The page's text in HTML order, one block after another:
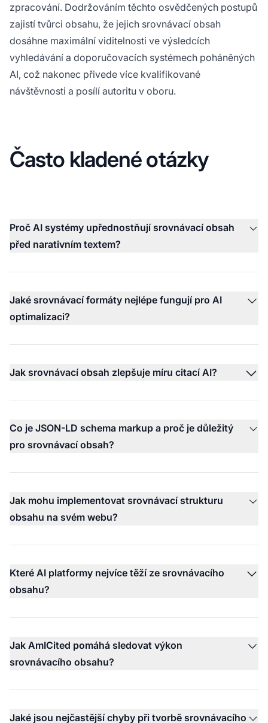
zpracování. Dodržováním těchto osvědčených postupů
zajistí tvůrci obsahu, že jejich srovnávací obsah
dosáhne maximální viditelnosti ve výsledcích
vyhledávání a doporučovacích systémech poháněných
AI, což nakonec přivede více kvalifikované
návštěvnosti a posílí autoritu v oboru.
Často kladené otázky
Proč AI systémy upřednostňují srovnávací obsah
před narativním textem?
Jaké srovnávací formáty nejlépe fungují pro AI
optimalizaci?
Jak srovnávací obsah zlepšuje míru citací AI?
Co je JSON-LD schema markup a proč je důležitý
pro srovnávací obsah?
Jak mohu implementovat srovnávací strukturu
obsahu na svém webu?
Které AI platformy nejvíce těží ze srovnávacího
obsahu?
Jak AmICited pomáhá sledovat výkon
srovnávacího obsahu?
Jaké jsou nejčastější chyby při tvorbě srovnávacího